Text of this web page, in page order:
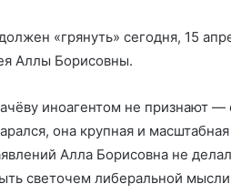
«грянуть» сегодня, 15
Аллы Борисовны.
иноагентом не признают
она крупная и
Алла Борисовна не
светочем либеральной